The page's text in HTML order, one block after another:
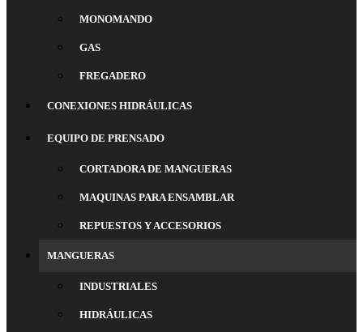
MONOMANDO
GAS
FREGADERO
CONEXIONES HIDRÁULICAS
EQUIPO DE PRENSADO
CORTADORA DE MANGUERAS
MAQUINAS PARA ENSAMBLAR
REPUESTOS Y ACCESORIOS
MANGUERAS
INDUSTRIALES
HIDRÁULICAS